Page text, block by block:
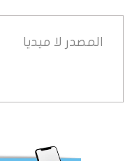
المصدر لا ميديا